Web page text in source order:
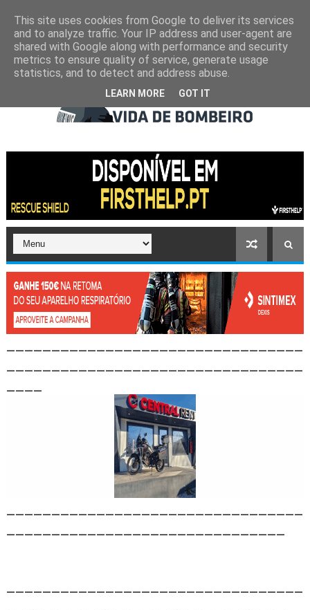
This site uses cookies from Google to deliver its services
and to analyze traffic. Your IP address and user-agent are
shared with Google along with performance and security
metrics to ensure quality of service, generate usage
statistics, and to detect and address abuse.
LEARN MORE GOT IT